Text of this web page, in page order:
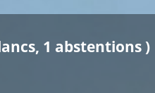
1 abstentions )